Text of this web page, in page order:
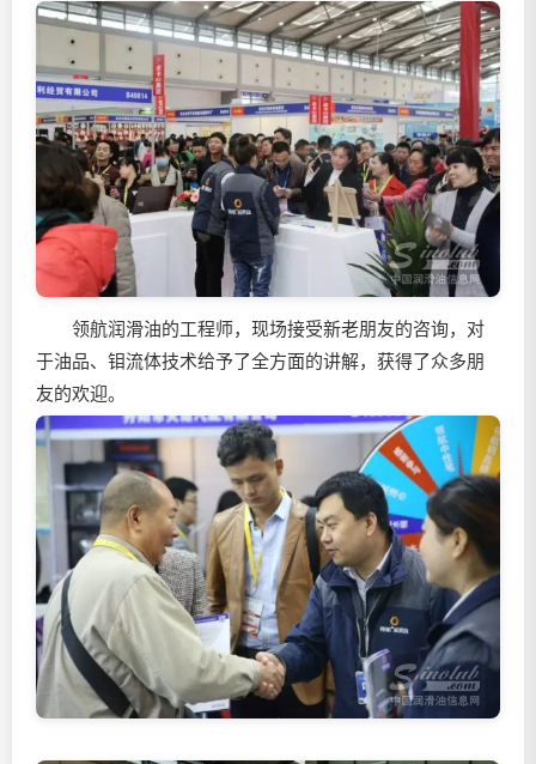
领航润滑油的工程师，现场接受新老朋友的咨询，对
于油品、钼流体技术给予了全方面的讲解，获得了众多朋
友的欢迎。